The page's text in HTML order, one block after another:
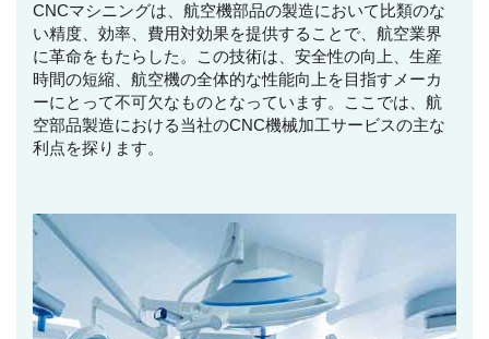
CNCマシニングは、航空機部品の製造において比類のな
い精度、効率、費用対効果を提供することで、航空業界
に革命をもたらした。この技術は、安全性の向上、生産
時間の短縮、航空機の全体的な性能向上を目指すメーカ
ーにとって不可欠なものとなっています。ここでは、航
空部品製造における当社のCNC機械加工サービスの主な
利点を探ります。